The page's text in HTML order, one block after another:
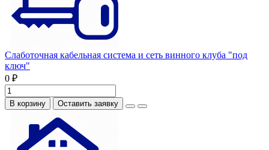
Слаботочная кабельная система и сеть винного клуба "под
ключ"
0 ₽
В корзину Оставить заявку